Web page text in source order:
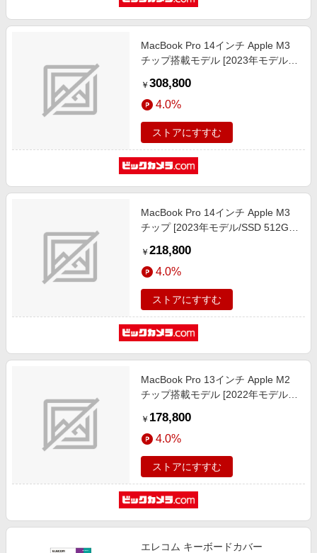
MacBook Pro 14インチ Apple M3
チップ搭載モデル [2023年モデル/
と10コアGPU]スペースグレイ
CTOMTL83JA 【カスタマイズモデ
ル】
￥ 308,800
4.0%
ストアにすすむ
MacBook Pro 14インチ Apple M3
チップ [2023年モデル/SSD 512GB/
GPU] スペースグレイ MTL73J/A
￥ 218,800
4.0%
ストアにすすむ
MacBook Pro 13インチ Apple M2
チップ搭載モデル [2022年モデル
CPUと10コアGPU ] スペースグレ
イ MNEH3J/A
￥ 178,800
4.0%
ストアにすすむ
エレコム キーボードカバー